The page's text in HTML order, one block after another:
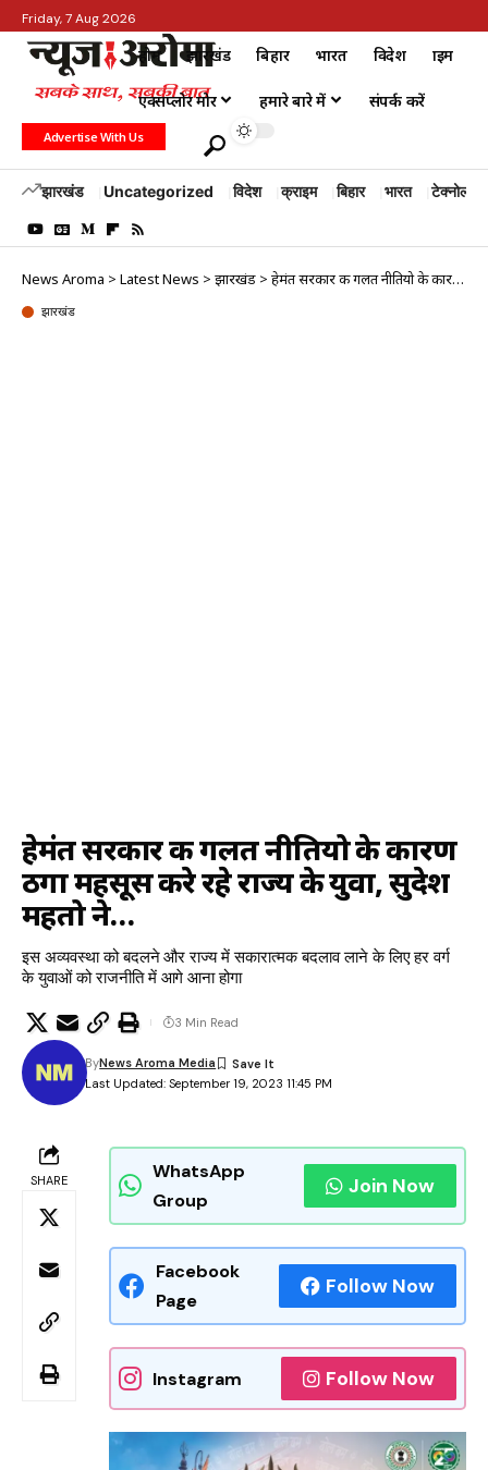
Friday, 7 Aug 2026
होम झारखंड बिहार भारत विदेश क्राइम
एक्सप्लोर मोर हमारे बारे में संपर्क करें
Advertise With Us
झारखंड Uncategorized विदेश क्राइम बिहार भारत टेक्नोलॉजी
News Aroma > Latest News > झारखंड > हेमंत सरकार की गलत नीतियो के कारण ठगा महसूस करे रहे राज्य के युवा, सुदेश महतो ने…
झारखंड
हेमंत सरकार की गलत नीतियो के कारण
ठगा महसूस करे रहे राज्य के युवा, सुदेश
महतो ने…
इस अव्यवस्था को बदलने और राज्य में सकारात्मक बदलाव लाने के लिए हर वर्ग
के युवाओं को राजनीति में आगे आना होगा
Last Updated: September 19, 2023 11:45 PM
ByNews Aroma Media
3 Min Read
SHARE
WhatsApp
Group
Join Now
Facebook
Page
Follow Now
Instagram Follow Now